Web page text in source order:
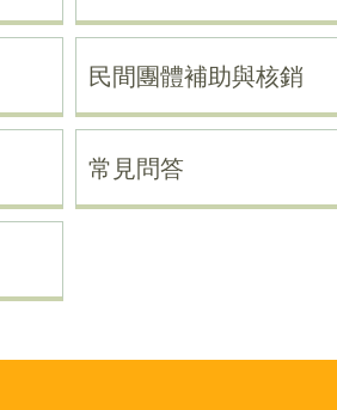
民間團體補助與核銷
常見問答